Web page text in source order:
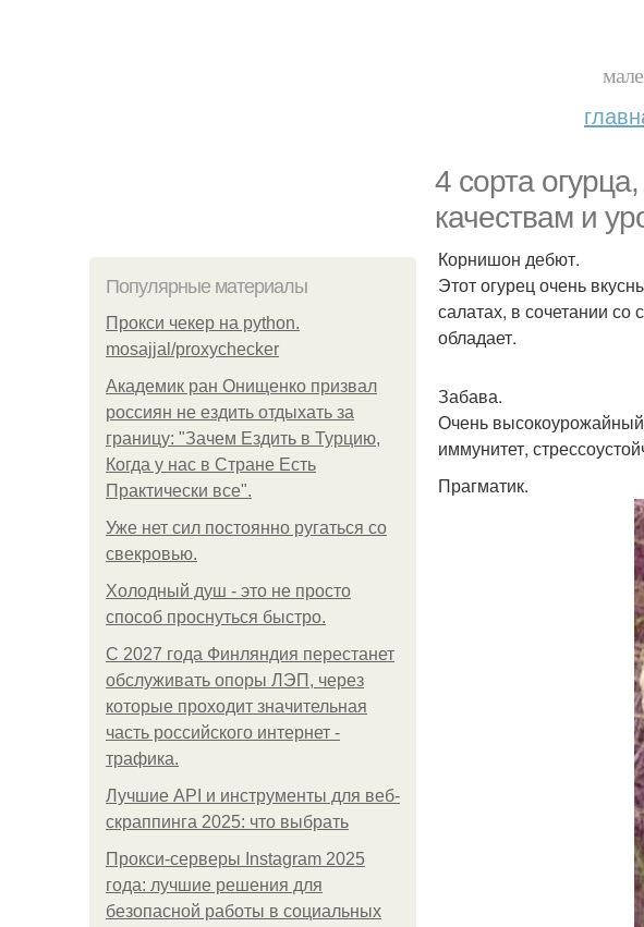
4 сорта
качествам и
Популярные материалы
Прокси чекер на python.
mosajjal/proxychecker
Академик ран Онищенко призвал
россиян не ездить отдыхать за
границу: "Зачем Ездить в Турцию,
Когда у нас в Стране Есть
Практически все".
Уже нет сил постоянно ругаться со
свекровью.
Холодный душ - это не просто
способ проснуться быстро.
С 2027 года Финляндия перестанет
обслуживать опоры ЛЭП, через
которые проходит значительная
часть российского интернет -
трафика.
Лучшие API и инструменты для веб-
скраппинга 2025: что выбрать
Прокси-серверы Instagram 2025
года: лучшие решения для
безопасной работы в социальных
Корнишон дебют.
Этот огурец очень
салатах, в сочетании
обладает.
Забава.
Очень
иммунитет,
Прагматик.